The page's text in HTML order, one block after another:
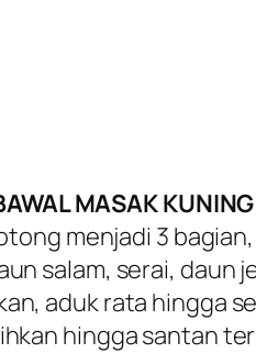
MASAK
menjadi 3
salam, serai,
aduk rata hingga
hingga santan